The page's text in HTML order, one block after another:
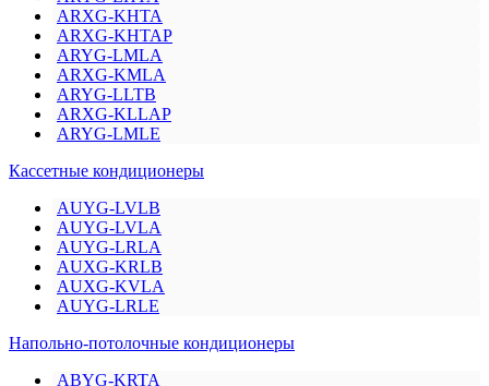
ARXG-KHTA
ARXG-KHTAP
ARYG-LMLA
ARXG-KMLA
ARYG-LLTB
ARXG-KLLAP
ARYG-LMLE
Кассетные кондиционеры
AUYG-LVLB
AUYG-LVLA
AUYG-LRLA
AUXG-KRLB
AUXG-KVLA
AUYG-LRLE
Напольно-потолочные кондиционеры
ABYG-KRTA